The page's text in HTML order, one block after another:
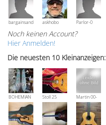
bargainsandmoreaskhobo Parlor-0
Noch keinen Account?
Hier Anmelden!
Die neuesten 10 Kleinanzeigen:
BOHEMIAN
Rozawood
Bestzustand
Stoll 25
anniversary
Martin 00-
18V, Bj 2016